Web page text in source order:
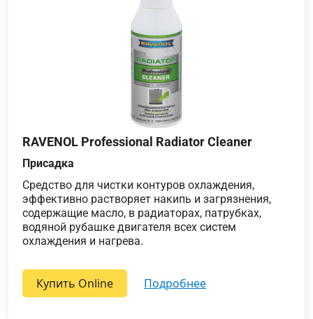
RAVENOL Professional Radiator Cleaner
Присадка
Средство для чистки контуров охлаждения,
эффективно растворяет накипь и загрязнения,
содержащие масло, в радиаторах, патрубках,
водяной рубашке двигателя всех систем
охлаждения и нагрева.
Купить Online подробнее